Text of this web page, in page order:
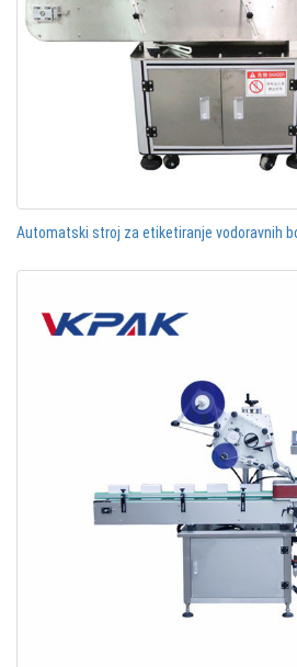
Automatski stroj za etiketiranje vodoravnih